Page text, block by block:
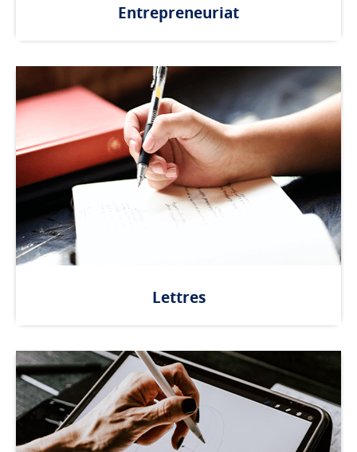
Entrepreneuriat
Lettres